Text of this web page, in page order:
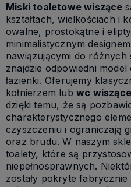
Miski toaletowe wiszące
kształtach, wielkościach i
owalne, prostokątne i
minimalistycznym
nawiązującymi do różnych
znajdzie odpowiedni
łazienki. Oferujemy
kołnierzem lub wc wiszące
dzięki temu, że są
charakterystycznego
czyszczeniu i ograniczają
oraz brudu. W naszym
toalety, które są
niepełnosprawnych.
zostały pokryte